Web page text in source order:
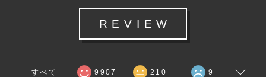
REVIEW
すべて 9907 210 9